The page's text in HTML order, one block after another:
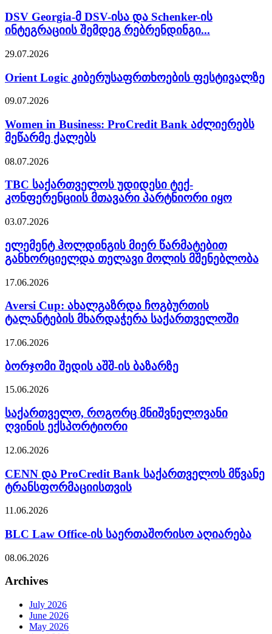
DSV Georgia-მ DSV-ისა და Schenker-ის
ინტეგრაციის შემდეგ რებრენდინგი...
29.07.2026
Orient Logic კიბერუსაფრთხოების ფესტივალზე
09.07.2026
Women in Business: ProCredit Bank აძლიერებს
მეწარმე ქალებს
08.07.2026
TBC საქართველოს უდიდესი ტექ-
კონფერენციის მთავარი პარტნიორი იყო
03.07.2026
ელემენტ ჰოლდინგის მიერ წარმატებით
განხორციელდა თელავი მოლის მშენებლობა
17.06.2026
Aversi Cup: ახალგაზრდა ჩოგბურთის
ტალანტების მხარდაჭერა საქართველოში
17.06.2026
ბორჯომი შედის აშშ-ის ბაზარზე
15.06.2026
საქართველო, როგორც მნიშვნელოვანი
ღვინის ექსპორტიორი
12.06.2026
CENN და ProCredit Bank საქართველოს მწვანე
ტრანსფორმაციისთვის
11.06.2026
BLC Law Office-ის საერთაშორისო აღიარება
08.06.2026
Archives
July 2026
June 2026
May 2026